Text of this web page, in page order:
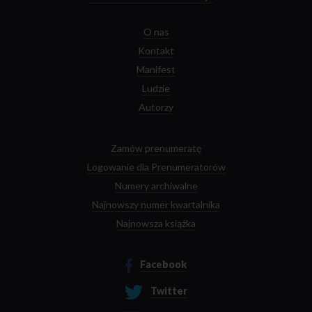
O nas
Kontakt
Manifest
Ludzie
Autorzy
Zamów prenumeratę
Logowanie dla Prenumeratorów
Numery archiwalne
Najnowszy numer kwartalnika
Najnowsza książka
Facebook
Twitter